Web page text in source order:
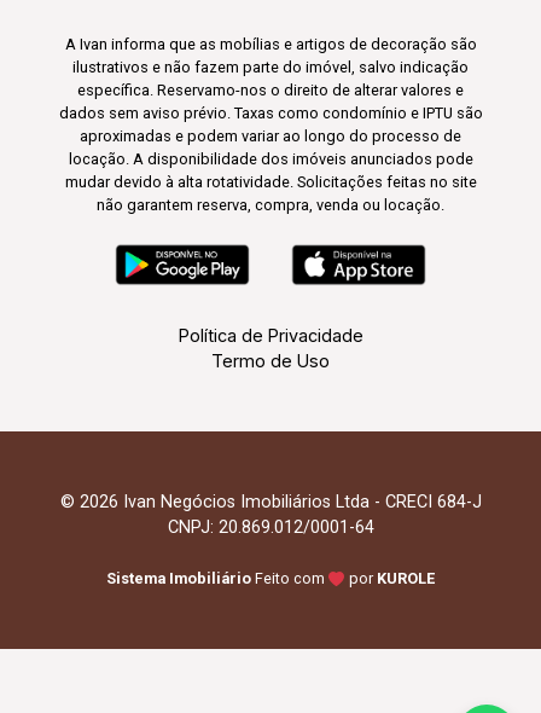
A Ivan informa que as mobílias e artigos de decoração são
ilustrativos e não fazem parte do imóvel, salvo indicação
específica. Reservamo-nos o direito de alterar valores e
dados sem aviso prévio. Taxas como condomínio e IPTU são
aproximadas e podem variar ao longo do processo de
locação. A disponibilidade dos imóveis anunciados pode
mudar devido à alta rotatividade. Solicitações feitas no site
não garantem reserva, compra, venda ou locação.
Política de Privacidade
Termo de Uso
© 2026 Ivan Negócios Imobiliários Ltda - CRECI 684-J
CNPJ: 20.869.012/0001-64
Sistema Imobiliário Feito com por KUROLE